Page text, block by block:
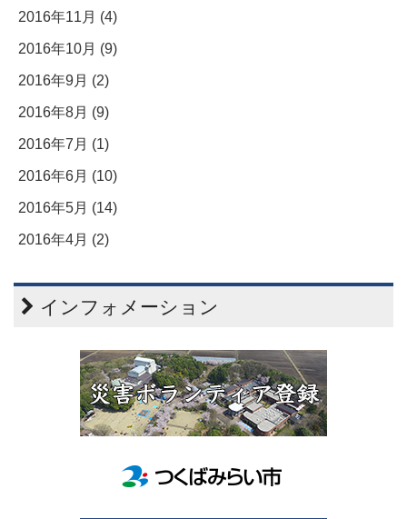
2016年11月 (4)
2016年10月 (9)
2016年9月 (2)
2016年8月 (9)
2016年7月 (1)
2016年6月 (10)
2016年5月 (14)
2016年4月 (2)
インフォメーション